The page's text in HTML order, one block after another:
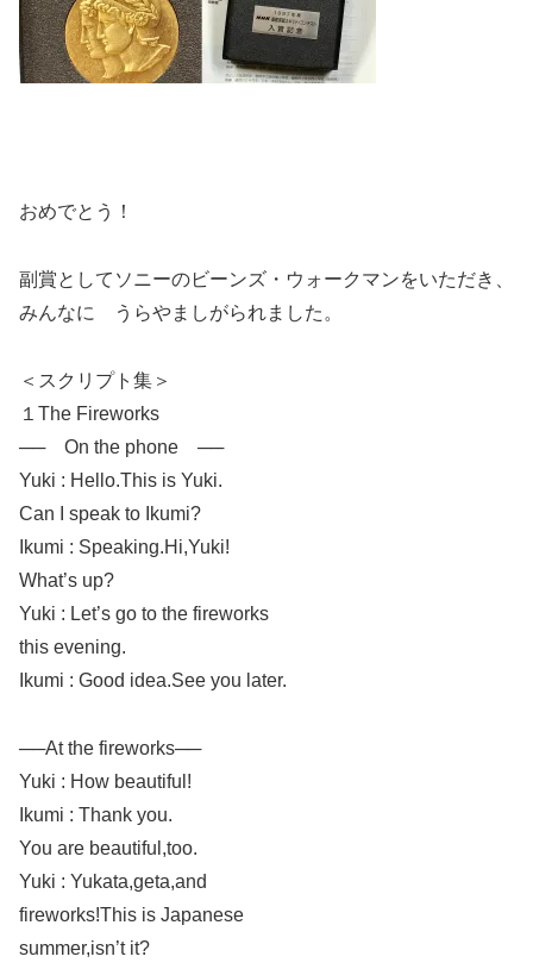
おめでとう！
副賞としてソニーのビーンズ・ウォークマンをいただき、
みんなに うらやましがられました。
＜スクリプト集＞
１ The Fireworks
── On the phone ──
Yuki : Hello.This is Yuki.
Can I speak to Ikumi?
Ikumi : Speaking.Hi,Yuki!
What’s up?
Yuki : Let’s go to the fireworks
this evening.
Ikumi : Good idea.See you later.
──At the fireworks──
Yuki : How beautiful!
Ikumi : Thank you.
You are beautiful,too.
Yuki : Yukata,geta,and
fireworks!This is Japanese
summer,isn’t it?